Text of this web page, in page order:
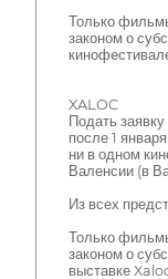
Только
законом о
XALOC
Подать
после 1
ни в одном
Валенсии (в
Из всех
Только
законом о
выставке